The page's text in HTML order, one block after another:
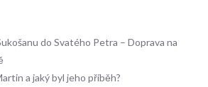
do Svatého Petra – Doprava na
a jaký byl jeho příběh?